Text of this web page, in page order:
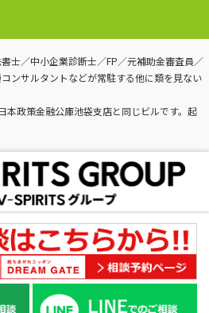
士／中小企業診断士／FP／元補助金審査員／
ンサルタントなどが常駐する他に類を見ない
本政策金融公庫池袋支店と同じビルです。起